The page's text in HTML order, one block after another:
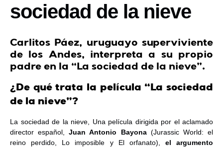
sociedad de la nieve
Carlitos Páez, uruguayo superviviente
de los Andes, interpreta a su propio
padre en la “La sociedad de la nieve”.
¿De qué trata la película “La sociedad
de la nieve”?
La sociedad de la nieve, Una película dirigida por el aclamado
director español,Juan Antonio Bayona(Jurassic World: el
reino perdido, Lo imposible y El orfanato), el argumento